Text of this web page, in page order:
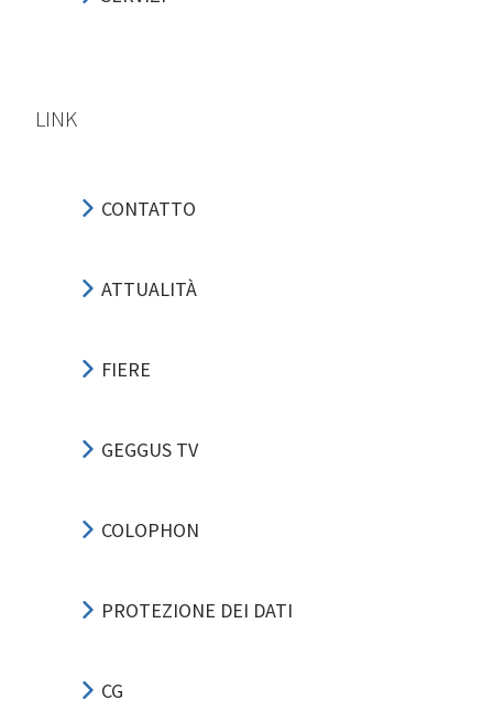
LINK
CONTATTO
ATTUALITÀ
FIERE
GEGGUS TV
COLOPHON
PROTEZIONE DEI DATI
CG